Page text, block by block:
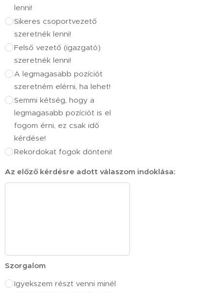
lenni!
Sikeres csoportvezető
szeretnék lenni!
Felső vezető (igazgató)
szeretnék lenni!
A legmagasabb pozíciót
szeretném elérni, ha lehet!
Semmi kétség, hogy a
legmagasabb pozíciót is el
fogom érni, ez csak idő
kérdése!
Rekordokat fogok dönteni!
Az előző kérdésre adott válaszom indoklása:
Szorgalom
Igyekszem részt venni minél